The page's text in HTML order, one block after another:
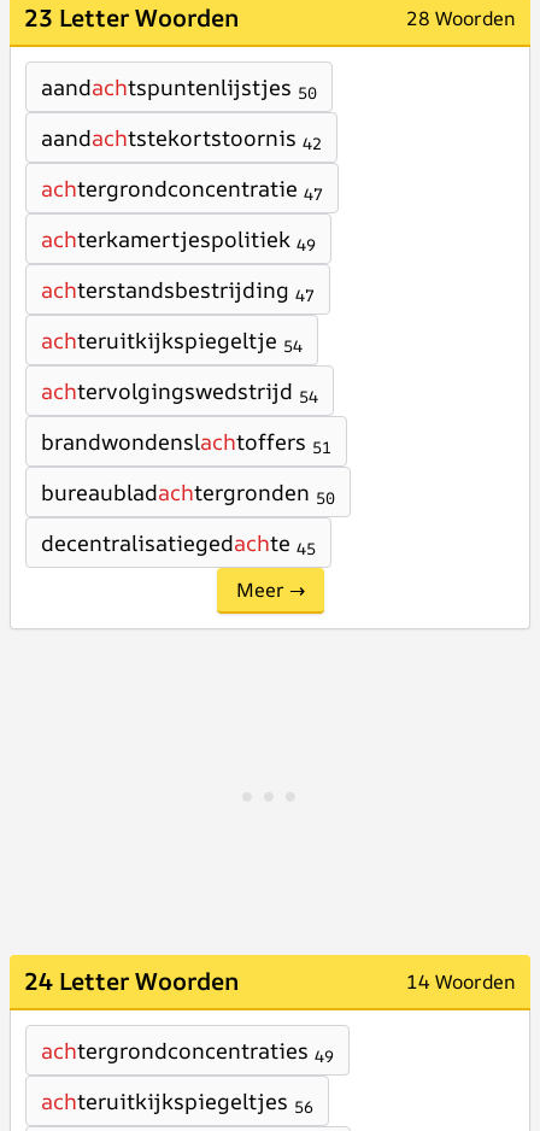
23 Letter Woorden 28 Woorden
aandachtspuntenlijstjes 50
aandachtstekortstoornis 42
achtergrondconcentratie 47
achterkamertjespolitiek 49
achterstandsbestrijding 47
achteruitkijkspiegeltje 54
achtervolgingswedstrijd 54
brandwondenslachtoffers 51
bureaubladachtergronden 50
decentralisatiegedachte 45
Meer →
24 Letter Woorden 14 Woorden
achtergrondconcentraties 49
achteruitkijkspiegeltjes 56